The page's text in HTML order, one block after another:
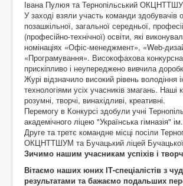
Івана Пулюя та Тернопільський
У заході взяли участь команди здобувачів
позашкільної, загальної середньої,
(професійно-технічної) освіти, які
номінаціях «Офіс-менеджмент», «Web-
«Програмування». Високофахова конкурсна
прискіпливо і неупереджено вивчила
Журі відзначило високий рівень володіння
технологіями усіх учасників змагань. Наші
розумні, творчі, винахідливі, креативні.
Перемогу в Конкурсі здобули учні
академічного ліцею "Українська гімназія"
Друге та третє командне місці посіли
ОКЦНТТШУМ та Бучацький ліцей Бучацької
Зичимо нашим учасникам успіхів і
Вітаємо наших юних ІТ-спеціалістів з
результатами та бажаємо подальших